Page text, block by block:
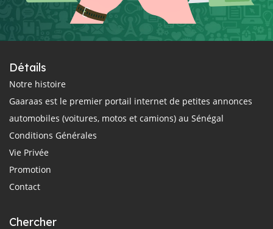
Détails
Notre histoire
Gaaraas est le premier portail internet de petites annonces
automobiles (voitures, motos et camions) au Sénégal
Conditions Générales
Vie Privée
Promotion
Contact
Chercher